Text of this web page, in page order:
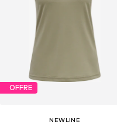
OFFRE
NEWLINE